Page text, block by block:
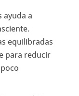
ayuda a
equilibradas
para reducir